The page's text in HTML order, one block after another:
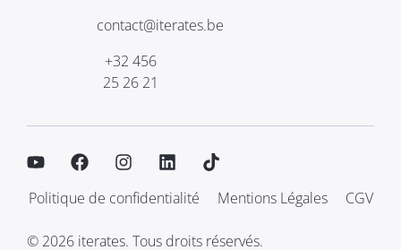
contact@iterates.be
+32 456
25 26 21
© 2026 iterates. Tous droits réservés.
Politique de confidentialité Mentions Légales CGV